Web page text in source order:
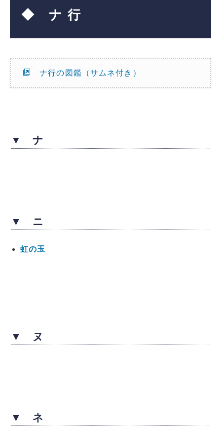
◆ ナ 行
ナ行の図鑑（サムネ付き）
▼ ナ
▼ ニ
虹の玉
▼ ヌ
▼ ネ